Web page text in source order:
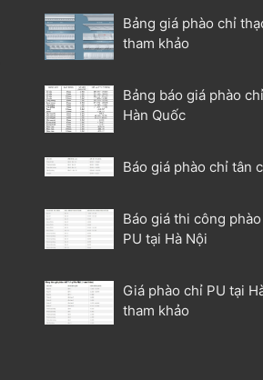
Bảng giá phào chỉ
tham khảo
Bảng báo giá phào
Hàn Quốc
Báo giá phào chỉ tân
Báo giá thi công
PU tại Hà Nội
Giá phào chỉ PU tại
tham khảo